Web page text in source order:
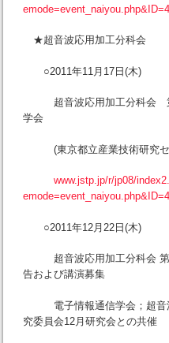
★超音波応用加工分科会
○2011年11月17日(木)
超音波応用加工分科会 第
学会
(東京都立産業技術研究セ
www.jstp.jp/r/jp08/
○2011年12月22日(木)
超音波応用加工分科会 第
告および講演募集
電子情報通信学会；超音波
究委員会12月研究会との共催